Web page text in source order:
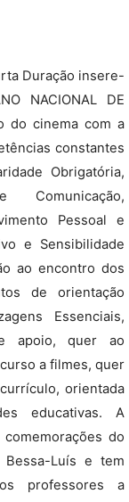
Duração insere-
NACIONAL DE
do cinema com a
constantes
Obrigatória,
Pessoal e
e Sensibilidade
ao encontro dos
de orientação
Essenciais,
apoio, quer ao
a filmes, quer
orientada
educativas. A
do
Bessa-Luís e tem
professores a